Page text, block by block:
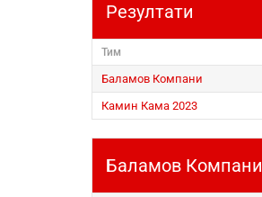
Резултати
Тим
Баламов Компани
Камин Кама 2023
Баламов Компани